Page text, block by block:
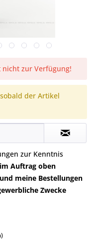
zur Verfügung!
der Artikel
zur Kenntnis
Auftrag oben
meine Bestellungen
Zwecke